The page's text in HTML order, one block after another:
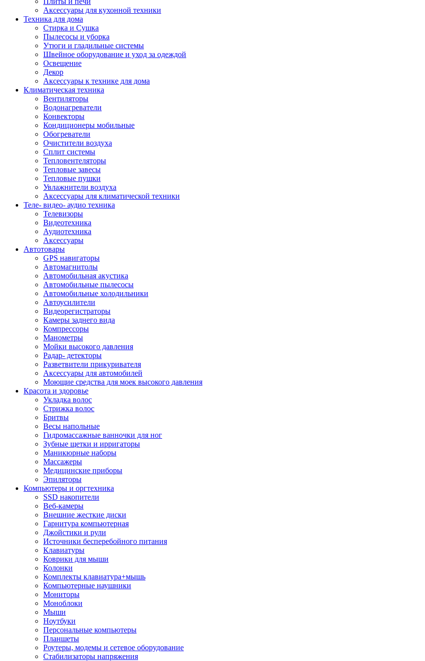
Аксессуары для кухонной техники
Техника для дома
Стирка и Сушка
Пылесосы и уборка
Утюги и гладильные системы
Швейное оборудование и уход за одеждой
Освещение
Декор
Аксессуары к технике для дома
Климатическая техника
Вентиляторы
Водонагреватели
Конвекторы
Кондиционеры мобильные
Обогреватели
Очистители воздуха
Сплит системы
Тепловентеляторы
Тепловые завесы
Тепловые пушки
Увлажнители воздуха
Аксессуары для климатической техники
Теле- видео- аудио техника
Телевизоры
Видеотехника
Аудиотехника
Аксессуары
Автотовары
GPS навигаторы
Автомагнитолы
Автомобильная акустика
Автомобильные пылесосы
Автомобильные холодильники
Автоусилители
Видеорегистраторы
Камеры заднего вида
Компрессоры
Манометры
Мойки высокого давления
Радар- детекторы
Разветвители прикуривателя
Аксессуары для автомобилей
Моющие средства для моек высокого давления
Красота и здоровье
Укладка волос
Стрижка волос
Бритвы
Весы напольные
Гидромассажные ванночки для ног
Зубные щетки и ирригаторы
Маникюрные наборы
Массажеры
Медицинские приборы
Эпиляторы
Компьютеры и оргтехника
SSD накопители
Веб-камеры
Внешние жесткие диски
Гарнитура компьютерная
Джойстики и рули
Источники бесперебойного питания
Клавиатуры
Коврики для мыши
Колонки
Комплекты клавиатура+мышь
Компьютерные наушники
Мониторы
Моноблоки
Мыши
Ноутбуки
Персональные компьютеры
Планшеты
Роутеры, модемы и сетевое оборудование
Стабилизаторы напряжения